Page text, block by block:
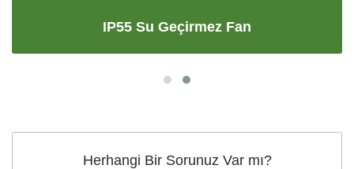
IP55 Su Geçirmez Fan
Herhangi Bir Sorunuz Var mı?